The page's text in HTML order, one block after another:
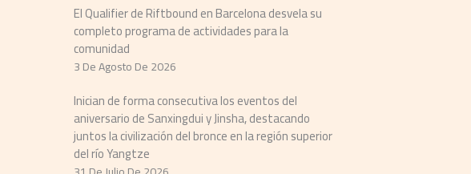
El Qualifier de Riftbound en Barcelona desvela su
completo programa de actividades para la
comunidad
3 De Agosto De 2026
Inician de forma consecutiva los eventos del
aniversario de Sanxingdui y Jinsha, destacando
juntos la civilización del bronce en la región superior
del río Yangtze